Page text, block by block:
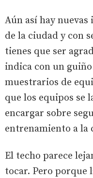
Aún así hay
de la ciudad y con
tienes que ser
indica con un
muestrarios de
que los equipos se
encargar sobre
entrenamiento a la
El techo parece
tocar. Pero porque